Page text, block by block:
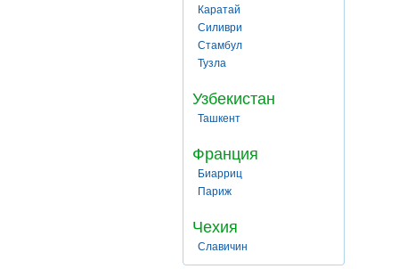
Каратай
Силиври
Стамбул
Тузла
Узбекистан
Ташкент
Франция
Биарриц
Париж
Чехия
Славичин